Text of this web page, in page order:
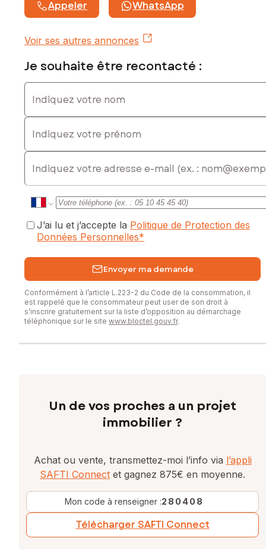
exposé sont disponibles sur le site Géorisques :
www.georisques.gouv.fr
Prix de vente : 424 000 €
0625888981, E-mail : cyrielle.gimenez@safti.fr - EI - Agent
commercial immatriculé au RSAC de Avignon sous le numéro
Appeler WhatsApp
Voir ses autres annonces
Je souhaite être recontacté :
Indiquez votre nom
Indiquez votre prénom
E-mail
J’ai lu et j’accepte la Politique de Protection des
Données Personnelles*
Envoyer ma demande
Conformément à l’article L.223-2 du Code de la consommation, il
est rappelé que le consommateur peut user de son droit à
s’inscrire gratuitement sur la liste d’opposition au démarchage
téléphonique sur le site www.bloctel.gouv.fr.
Un de vos proches a un projet
immobilier ?
Achat ou vente, transmettez-moi l’info via l’appli
SAFTI Connect et gagnez 875€ en moyenne.
Mon code à renseigner :280408
Télécharger SAFTI Connect